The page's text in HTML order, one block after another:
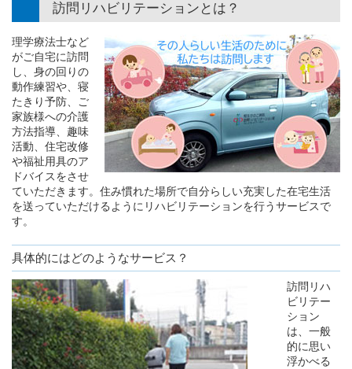
訪問リハビリテーションとは？
理学療法士など
がご自宅に訪問
し、身の回りの
動作練習や、寝
たきり予防、ご
家族様への介護
方法指導、趣味
活動、住宅改修
や福祉用具のア
ドバイスをさせ
ていただきます。住み慣れた場所で自分らしい充実した在宅生活
を送っていただけるようにリハビリテーションを行うサービスで
す。
具体的にはどのようなサービス？
訪問リハ
ビリテー
ション
は、一般
的に思い
浮かべる